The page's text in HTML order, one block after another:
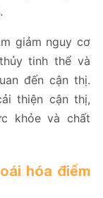
giảm nguy cơ
tinh thể và
đến cận thị.
thiện cận thị,
khỏe và chất
hóa điểm